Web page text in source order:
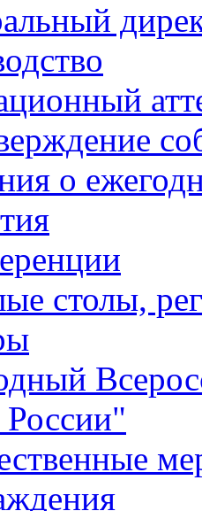
о
столы,
России"